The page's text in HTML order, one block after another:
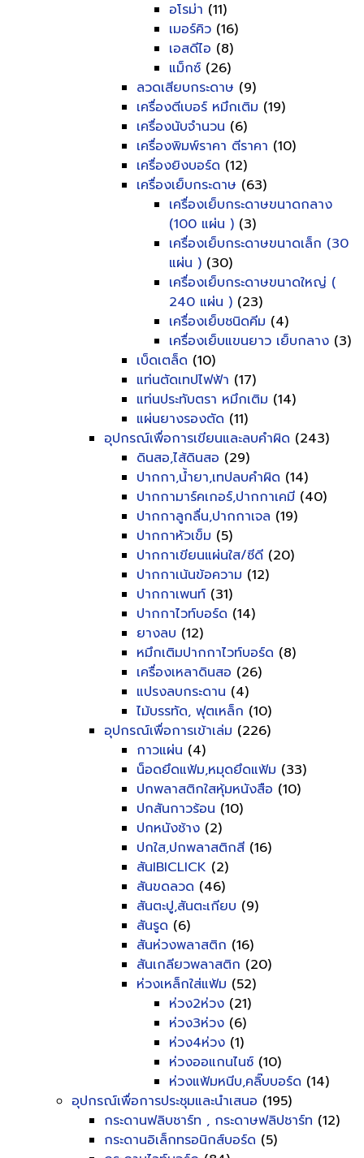
อโรม่า (11)
เมอร์คิว (16)
เอสดีไอ (8)
แม็กซ์ (26)
ลวดเสียบกระดาษ (9)
เครื่องตีเบอร์ หมึกเติม (19)
เครื่องนับจำนวน (6)
เครื่องพิมพ์ราคา ตีราคา (10)
เครื่องยิงบอร์ด (12)
เครื่องเย็บกระดาษ (63)
เครื่องเย็บกระดาษขนาดกลาง
(100 แผ่น ) (3)
เครื่องเย็บกระดาษขนาดเล็ก (30
แผ่น ) (30)
เครื่องเย็บกระดาษขนาดใหญ่ (
240 แผ่น ) (23)
เครื่องเย็บชนิดคีม (4)
เครื่องเย็บแขนยาว เย็บกลาง (3)
เบ็ดเตล็ด (10)
แท่นตัดเทปไฟฟ้า (17)
แท่นประทับตรา หมึกเติม (14)
แผ่นยางรองตัด (11)
อุปกรณ์เพื่อการเขียนและลบคำผิด (243)
ดินสอ,ไส้ดินสอ (29)
ปากกา,น้ำยา,เทปลบคำผิด (14)
ปากกามาร์คเกอร์,ปากกาเคมี (40)
ปากกาลูกลื่น,ปากกาเจล (19)
ปากกาหัวเข็ม (5)
ปากกาเขียนแผ่นใส/ซีดี (20)
ปากกาเน้นข้อความ (12)
ปากกาเพนท์ (31)
ปากกาไวท์บอร์ด (14)
ยางลบ (12)
หมึกเติมปากกาไวท์บอร์ด (8)
เครื่องเหลาดินสอ (26)
แปรงลบกระดาน (4)
ไม้บรรทัด, ฟุตเหล็ก (10)
อุปกรณ์เพื่อการเข้าเล่ม (226)
กาวแผ่น (4)
น็อดยึดแฟ้ม,หมุดยึดแฟ้ม (33)
ปกพลาสติกใสหุ้มหนังสือ (10)
ปกสันกาวร้อน (10)
ปกหนังช้าง (2)
ปกใส,ปกพลาสติกสี (16)
สันIBICLICK (2)
สันขดลวด (46)
สันตะปู,สันตะเกียบ (9)
สันรูด (6)
สันห่วงพลาสติก (16)
สันเกลียวพลาสติก (20)
ห่วงเหล็กใส่แฟ้ม (52)
ห่วง2ห่วง (21)
ห่วง3ห่วง (6)
ห่วง4ห่วง (1)
ห่วงออแกนไนซ์ (10)
ห่วงแฟ้มหนีบ,คลิ๊บบอร์ด (14)
อุปกรณ์เพื่อการประชุมและนำเสนอ (195)
กระดานฟลิบชาร์ท , กระดาษฟลิปชาร์ท (12)
กระดานอิเล็กทรอนิกส์บอร์ด (5)